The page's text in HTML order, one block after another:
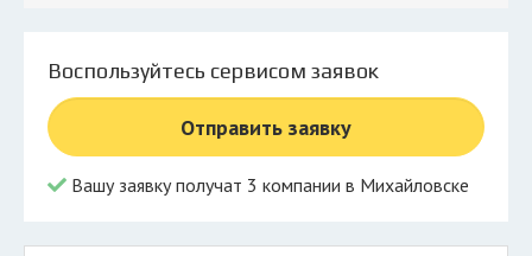
Воспользуйтесь сервисом заявок
Отправить заявку
Вашу заявку получат 3 компании в Михайловске